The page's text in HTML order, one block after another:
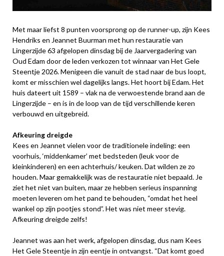
Met maar liefst 8 punten voorsprong op de runner-up, zijn Kees
Hendriks en Jeannet Buurman met hun restauratie van
Lingerzijde 63 afgelopen dinsdag bij de Jaarvergadering van
Oud Edam door de leden verkozen tot winnaar van Het Gele
Steentje 2026. Menigeen die vanuit de stad naar de bus loopt,
komt er misschien wel dagelijks langs. Het hoort bij Edam. Het
huis dateert uit 1589 – vlak na de verwoestende brand aan de
Lingerzijde – en is in de loop van de tijd verschillende keren
verbouwd en uitgebreid.
Afkeuring dreigde
Kees en Jeannet vielen voor de traditionele indeling: een
voorhuis, ‘middenkamer’ met bedsteden (leuk voor de
kleinkinderen) en een achterhuis/ keuken. Dat wilden ze zo
houden. Maar gemakkelijk was de restauratie niet bepaald. Je
ziet het niet van buiten, maar ze hebben serieus inspanning
moeten leveren om het pand te behouden, “omdat het heel
wankel op zijn pootjes stond”. Het was niet meer stevig.
Afkeuring dreigde zelfs!
Jeannet was aan het werk, afgelopen dinsdag, dus nam Kees
Het Gele Steentje in zijn eentje in ontvangst. “Dat komt goed